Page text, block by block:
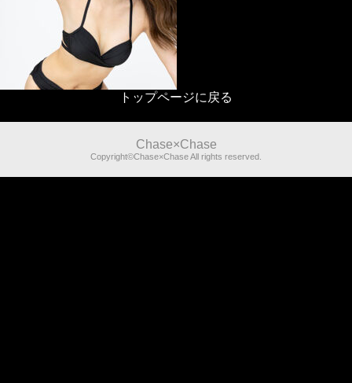
トップページに戻る
Chase×Chase
Copyright©Chase×Chase All rights reserved.